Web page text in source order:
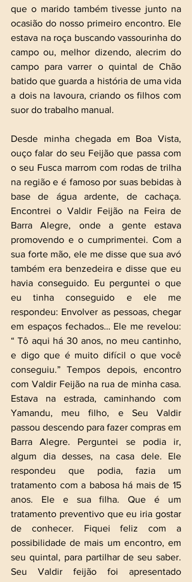
que o marido também tivesse junto na
ocasião do nosso primeiro encontro. Ele
estava na roça buscando vassourinha do
campo ou, melhor dizendo, alecrim do
campo para varrer o quintal de Chão
batido que guarda a história de uma vida
a dois na lavoura, criando os filhos com
suor do trabalho manual.
Desde minha chegada em Boa Vista,
ouço falar do seu Feijão que passa com
o seu Fusca marrom com rodas de trilha
na região e é famoso por suas bebidas à
base de água ardente, de cachaça.
Encontrei o Valdir Feijão na Feira de
Barra Alegre, onde a gente estava
promovendo e o cumprimentei. Com a
sua forte mão, ele me disse que sua avó
também era benzedeira e disse que eu
havia conseguido. Eu perguntei o que
eu tinha conseguido e ele me
respondeu: Envolver as pessoas, chegar
em espaços fechados… Ele me revelou:
“ Tô aqui há 30 anos, no meu cantinho,
e digo que é muito difícil o que você
conseguiu.” Tempos depois, encontro
com Valdir Feijão na rua de minha casa.
Estava na estrada, caminhando com
Yamandu, meu filho, e Seu Valdir
passou descendo para fazer compras em
Barra Alegre. Perguntei se podia ir,
algum dia desses, na casa dele. Ele
respondeu que podia, fazia um
tratamento com a babosa há mais de 15
anos. Ele e sua filha. Que é um
tratamento preventivo que eu iria gostar
de conhecer. Fiquei feliz com a
possibilidade de mais um encontro, em
seu quintal, para partilhar de seu saber.
Seu Valdir feijão foi apresentado